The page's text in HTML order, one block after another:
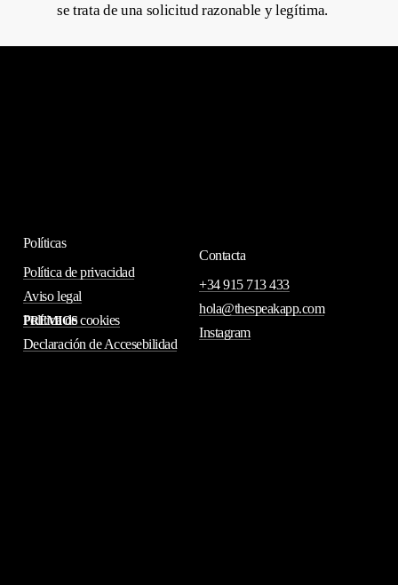
se trata de una solicitud razonable y legítima.
Políticas
Política de privacidad
Aviso legal
Política de cookies
Declaración de Accesebilidad
Contacta
+34 915 713 433
hola@thespeakapp.com
Instagram
PREMIOS